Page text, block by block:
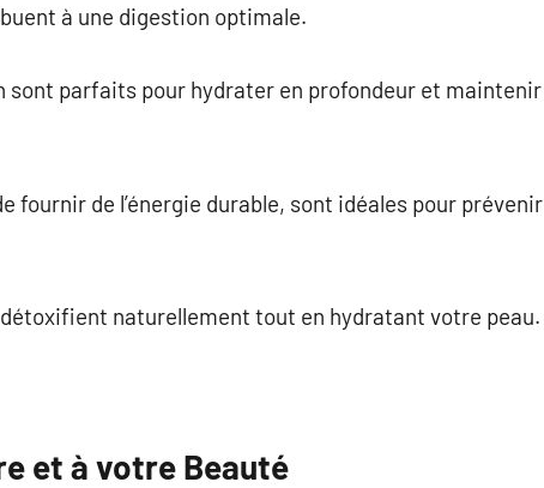
à une digestion optimale.
sont parfaits pour hydrater en profondeur et maintenir
fournir de l’énergie durable, sont idéales pour prévenir
naturellement tout en hydratant votre peau.
et à votre Beauté